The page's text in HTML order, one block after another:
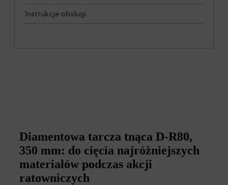
Instrukcje obsługi
Diamentowa tarcza tnąca D-R80,
350 mm: do cięcia najróżniejszych
materiałów podczas akcji
ratowniczych